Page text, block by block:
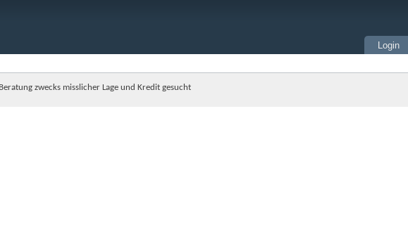
Login
zwecks misslicher Lage und Kredit gesucht